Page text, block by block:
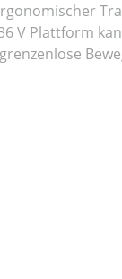
V Plattform